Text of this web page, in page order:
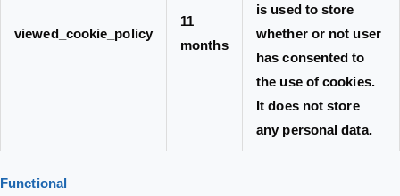
viewed_cookie_policy
11
months
is used to store
whether or not user
has consented to
the use of cookies.
It does not store
any personal data.
Functional